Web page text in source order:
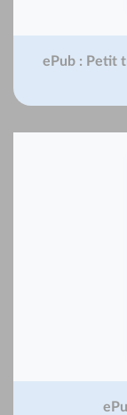
ePub : Petit